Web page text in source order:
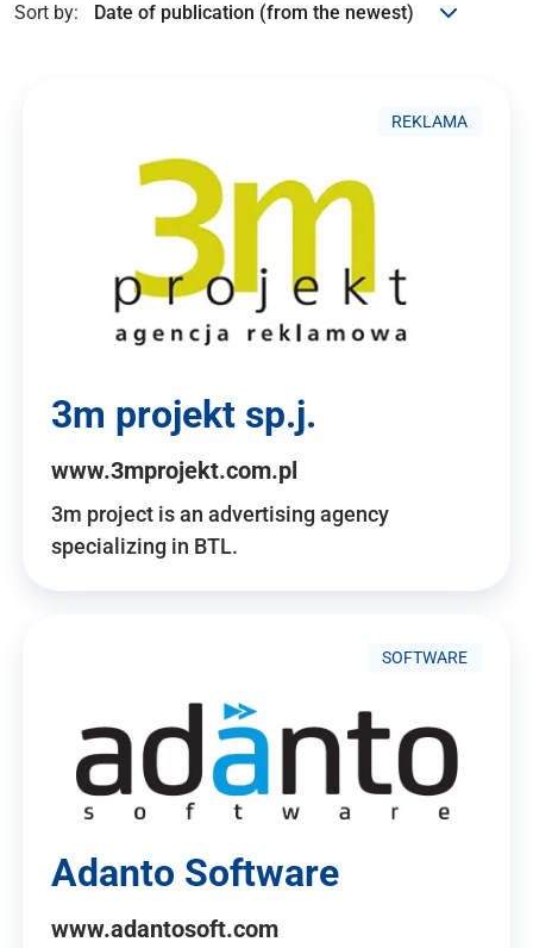
Sort by:
REKLAMA
3m projekt sp.j.
www.3mprojekt.com.pl
3m project is an advertising agency
specializing in BTL.
SOFTWARE
Adanto Software
www.adantosoft.com